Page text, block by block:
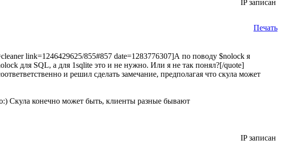
IP записан
Печать
link=1246429625/855#857 date=1283776307]А по поводу $nolock я
для SQL, а для 1sqlite это и не нужно. Или я не так понял?[/quote]
и решил сделать замечание, предполагая что скула может
Скула конечно может быть, клиенты разные бывают
IP записан